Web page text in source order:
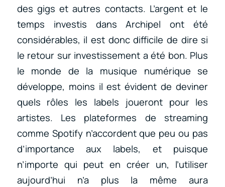
des gigs et autres contacts. L’argent et le
temps investis dans Archipel ont été
considérables, il est donc difficile de dire si
le retour sur investissement a été bon. Plus
le monde de la musique numérique se
développe, moins il est évident de deviner
quels rôles les labels joueront pour les
artistes. Les plateformes de streaming
comme Spotify n’accordent que peu ou pas
d’importance aux labels, et puisque
n’importe qui peut en créer un, l’utiliser
aujourd’hui n’a plus la même aura